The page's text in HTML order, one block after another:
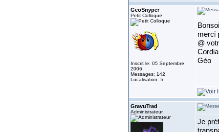
GeoSnyper
Petit Colloque
Inscrit le: 05 Septembre
2006
Messages: 142
Localisation: fr
merci
@
Géo
GravuTrad
Administrateur
Je